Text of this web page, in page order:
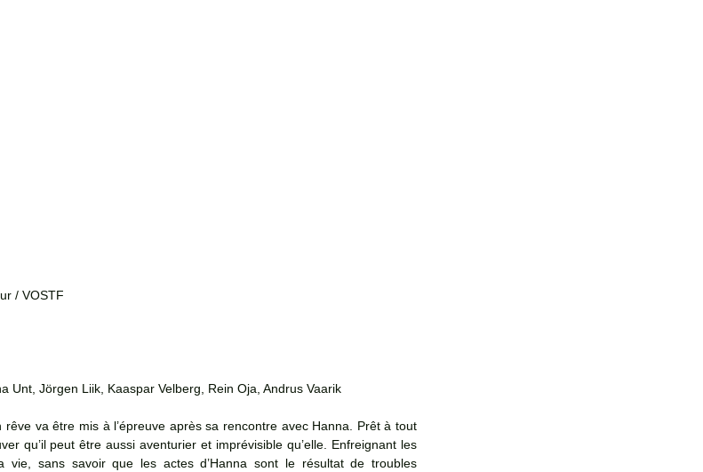
/ VOSTF
Unt, Jörgen Liik, Kaaspar Velberg, Rein Oja, Andrus Vaarik
va être mis à l’épreuve après sa rencontre avec Hanna. Prêt à tout
qu’il peut être aussi aventurier et imprévisible qu’elle. Enfreignant les
vie, sans savoir que les actes d’Hanna sont le résultat de troubles